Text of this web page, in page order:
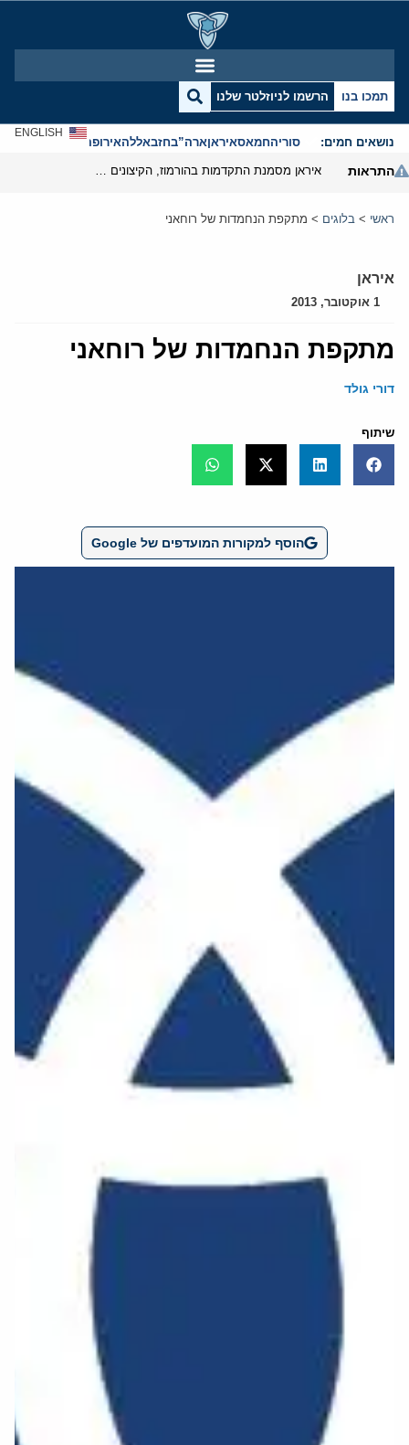
תמכו בנו הרשמו לניוזלטר שלנו
נושאים חמים: סוריהחמאסאיראןארה”בחזבאללהאירופהאנטישמיות
ENGLISH
התראות
ראשי > בלוגים > מתקפת הנחמדות של רוחאני
איראן
1 אוקטובר, 2013
מתקפת הנחמדות של רוחאני
דורי גולד
שיתוף
הוסף למקורות המועדפים של Google